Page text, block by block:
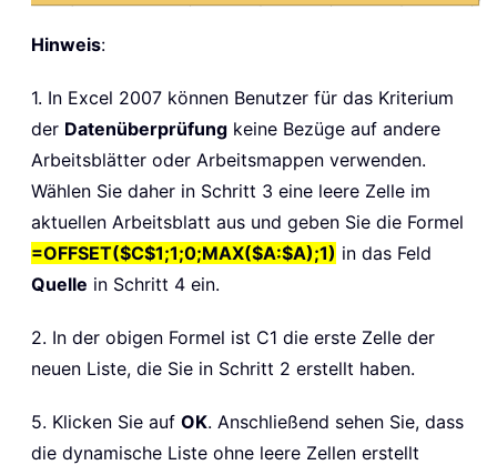
Hinweis:
1. In Excel 2007 können Benutzer für das Kriterium
der Datenüberprüfung keine Bezüge auf andere
Arbeitsblätter oder Arbeitsmappen verwenden.
Wählen Sie daher in Schritt 3 eine leere Zelle im
aktuellen Arbeitsblatt aus und geben Sie die Formel
=OFFSET($C$1;1;0;MAX($A:$A);1) in das Feld
Quelle in Schritt 4 ein.
2. In der obigen Formel ist C1 die erste Zelle der
neuen Liste, die Sie in Schritt 2 erstellt haben.
5. Klicken Sie auf OK. Anschließend sehen Sie, dass
die dynamische Liste ohne leere Zellen erstellt